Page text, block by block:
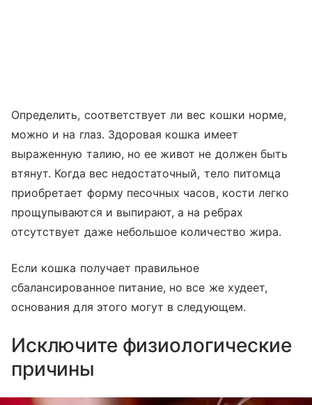
Определить, соответствует ли вес кошки норме,
можно и на глаз. Здоровая кошка имеет
выраженную талию, но ее живот не должен быть
втянут. Когда вес недостаточный, тело питомца
приобретает форму песочных часов, кости легко
прощупываются и выпирают, а на ребрах
отсутствует даже небольшое количество жира.
Если кошка получает правильное
сбалансированное питание, но все же худеет,
основания для этого могут в следующем.
Исключите физиологические
причины